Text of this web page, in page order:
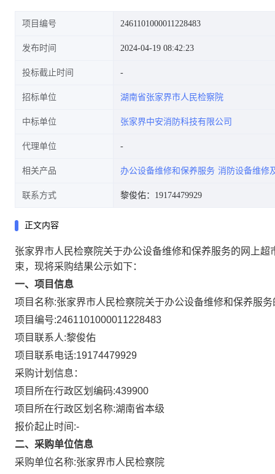
项目编号 2461101000011228483
发布时间 2024-04-19 08:42:23
投标截止时间
招标单位 湖南省张家界市人民检察院
中标单位 张家界中安消防科技有限公司
代理单位
相关产品 办公设备维修和保养服务 消防设备维修
联系方式 黎俊佑：19174479929
正文内容
张家界市人民检察院关于办公设备维修和保养服务的网上超
束，现将采购结果公示如下：
一、项目信息
项目名称:张家界市人民检察院关于办公设备维修和保养服
项目编号:2461101000011228483
项目联系人:黎俊佑
项目联系电话:19174479929
采购计划信息：
项目所在行政区划编码:439900
项目所在行政区划名称:湖南省本级
报价起止时间:-
二、采购单位信息
采购单位名称:张家界市人民检察院